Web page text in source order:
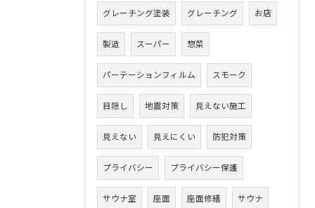
グレーチング塗装 グレーチング お店
製造 スーパー 惣菜
パーテーションフィルム スモーク
目隠し 地震対策 見えない施工
見えない 見えにくい 防犯対策
プライバシー プライバシー保護
サウナ室 座面 座面修繕 サウナ